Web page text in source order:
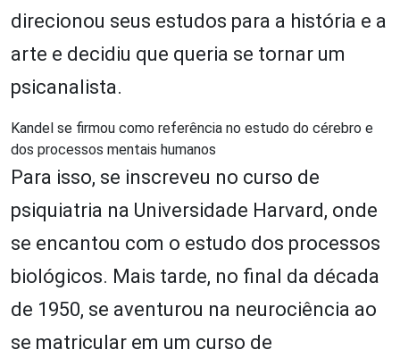
direcionou seus estudos para a história e a
arte e decidiu que queria se tornar um
psicanalista.
Kandel se firmou como referência no estudo do cérebro e
dos processos mentais humanos
Para isso, se inscreveu no curso de
psiquiatria na Universidade Harvard, onde
se encantou com o estudo dos processos
biológicos. Mais tarde, no final da década
de 1950, se aventurou na neurociência ao
se matricular em um curso de